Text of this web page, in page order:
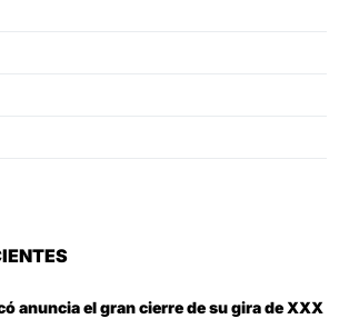
anuncia el gran cierre de su gira de XXX